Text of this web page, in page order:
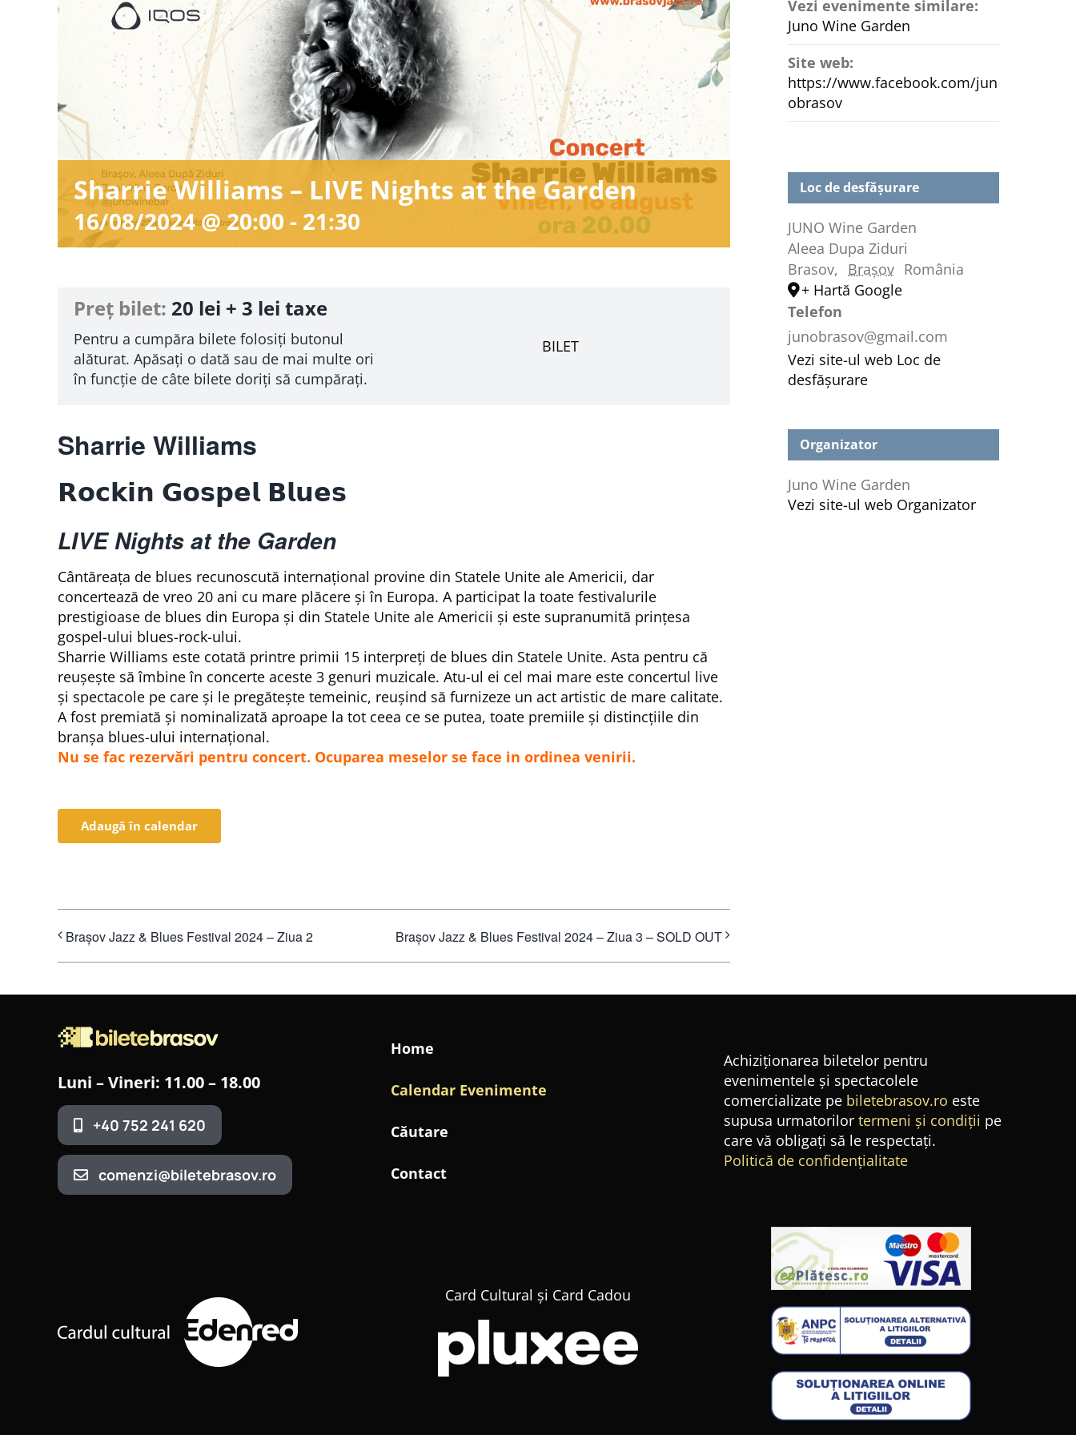
Sharrie Williams – LIVE Nights at the Garden
16/08/2024 @ 20:00 - 21:30
Preț bilet: 20 lei + 3 lei taxe
Pentru a cumpăra bilete folosiți butonul
alăturat. Apăsați o dată sau de mai multe ori
în funcție de câte bilete doriți să cumpărați.
BILET
Sharrie Williams
𝗥𝗼𝗰𝗸𝗶𝗻 𝗚𝗼𝘀𝗽𝗲𝗹 𝗕𝗹𝘂𝗲𝘀
LIVE Nights at the Garden
Cântăreaţa de blues recunoscută internaţional provine din Statele Unite ale Americii, dar
concertează de vreo 20 ani cu mare plăcere şi în Europa. A participat la toate festivalurile
prestigioase de blues din Europa şi din Statele Unite ale Americii și este supranumită prinţesa
gospel-ului blues-rock-ului.
Sharrie Williams este cotată printre primii 15 interpreți de blues din Statele Unite. Asta pentru că
reușește să îmbine în concerte aceste 3 genuri muzicale. Atu-ul ei cel mai mare este concertul live
şi spectacole pe care şi le pregăteşte temeinic, reuşind să furnizeze un act artistic de mare calitate.
A fost premiată şi nominalizată aproape la tot ceea ce se putea, toate premiile şi distincţiile din
branşa blues-ului internaţional.
Nu se fac rezervări pentru concert. Ocuparea meselor se face in ordinea venirii.
Adaugă în calendar
Brașov Jazz & Blues Festival 2024 – Ziua 2 Brașov Jazz & Blues Festival 2024 – Ziua 3 – SOLD OUT
Vezi evenimente similare:
Juno Wine Garden
Site web:
https://www.facebook.com/jun
obrasov
Loc de desfășurare
JUNO Wine Garden
Aleea Dupa Ziduri
Brasov, Brașov România
+ Hartă Google
Telefon
junobrasov@gmail.com
Vezi site-ul web Loc de
desfășurare
Organizator
Juno Wine Garden
Vezi site-ul web Organizator
Luni – Vineri: 11.00 – 18.00
+40 752 241 620
comenzi@biletebrasov.ro
Home
Calendar Evenimente
Căutare
Contact
Achiziționarea biletelor pentru
evenimentele și spectacolele
comercializate pe biletebrasov.ro este
supusa urmatorilor termeni și condiții pe
care vă obligați să le respectați.
Politică de confidențialitate
Card Cultural și Card Cadou